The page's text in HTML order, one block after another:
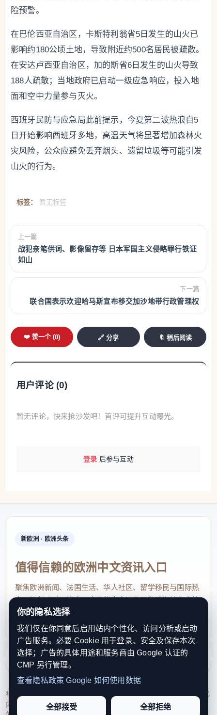
险预警。
在巴伦西亚自治区，卡斯特利翁省5日发生的山火已
影响约180公顷土地，导致附近约500名居民被疏散。
在安达卢西亚自治区，加的斯省6日发生的山火导致
188人疏散；当地政府已启动一级应急响应，投入地
面和空中力量参与灭火。
西班牙民防与应急局此前提示，今夏第二波热浪自5
日开始影响西班牙多地，高温天气将显著增加森林火
灾风险，公众应避免丢弃烟头、遗留垃圾等可能引发
山火的行为。
标签： 暂无标签
上一篇
战犯亲笔供词、影像留存等 日本军国主义侵略罪行铁证
如山
下一篇
联合国表示欢迎哈马斯宣布移交加沙地带行政管理权
❤️ 赞一个 (0) 🔗 分享 🔖 稍后阅读
用户评论 (0)
暂无评论，快来抢沙发吧！首评可提升互动曝光。
登录 后参与互动
新欧洲 · 欧洲头条
值得信赖的欧洲中文资讯入口
聚焦欧洲新闻、法国生活、华人社区、留学移民与国际热
点，提供及时、真实、实用的中文资讯，帮助海外华人快
速了解欧洲动态。
contact@xinouzhou.com
服务支持、版权与合作：工作日优先处理站务、投稿与权
利通知
© 2026 新欧洲·欧洲头条. All Rights Reserved. 本网站持续优化
内容透明度、联系方式与用户权利说明，以提升品牌信任感和
你的隐私选择
我们仅在你同意后启用站内个性化、访问分析或启动
广告服务。必要 Cookie 用于登录、安全及保存本次
选择；广告的具体用途和服务商由 Google 认证的
CMP 另行管理。
查看隐私政策 Google 如何使用数据
全部接受 全部拒绝